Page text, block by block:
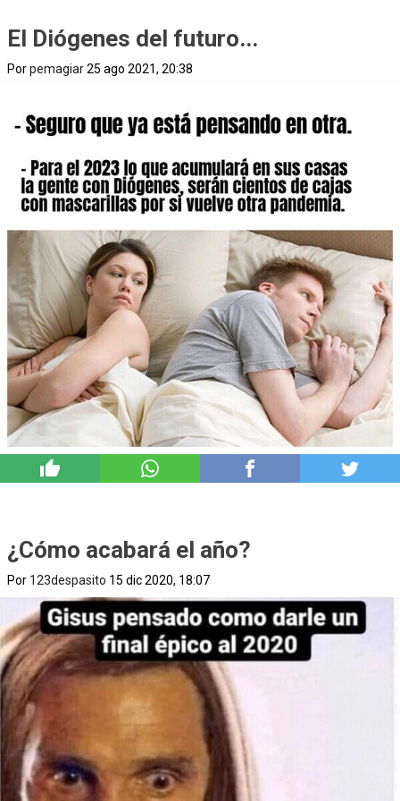
El Diógenes del futuro...
Porpemagiar25 ago 2021, 20:38
¿Cómo acabará el año?
Por 123despasito 15 dic 2020, 18:07